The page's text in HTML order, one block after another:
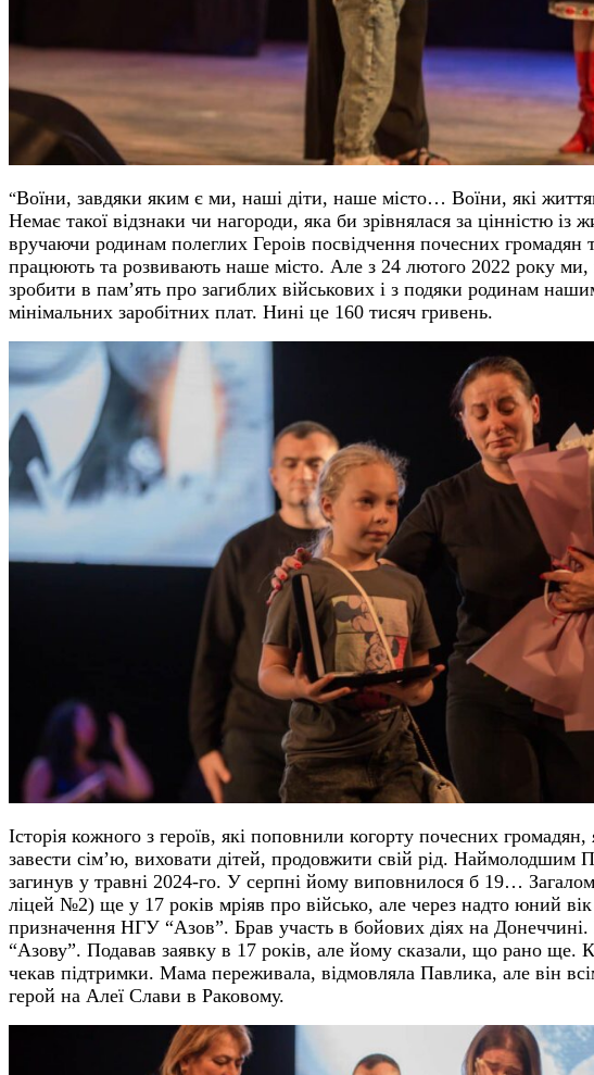
“Воїни, завдяки яким є ми, наші діти, наше місто… Воїни, які
Немає такої відзнаки чи нагороди, яка би зрівнялася за цінністю
вручаючи родинам полеглих Героів посвідчення почесних
працюють та розвивають наше місто. Але з 24 лютого 2022 року
зробити в пам’ять про загиблих військових і з подяки родинам
мінімальних заробітних плат. Нині це 160 тисяч гривень.
Історія кожного з героїв, які поповнили когорту почесних
завести сім’ю, виховати дітей, продовжити свій рід. Наймолодшим
загинув у травні 2024-го. У серпні йому виповнилося б 19…
ліцей №2) ще у 17 років мріяв про військо, але через надто юний
призначення НГУ “Азов”. Брав участь в бойових діях на
“Азову”. Подавав заявку в 17 років, але йому сказали, що рано
чекав підтримки. Мама переживала, відмовляла Павлика, але він
герой на Алеї Слави в Раковому.